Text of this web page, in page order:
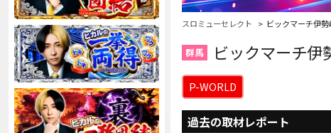
スロミューセレクト ビックマーチ伊勢
群馬 ビックマーチ伊
P-WORLD
過去の取材レポート